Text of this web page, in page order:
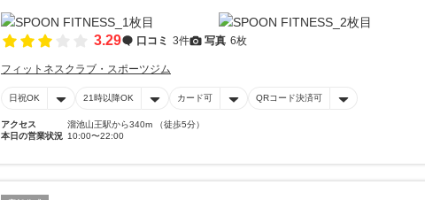
3.29 口コミ 3件 写真 6枚
フィットネスクラブ・スポーツジム
日祝OK 21時以降OK カード可 QRコード決済可
アクセス
溜池山王駅から340m （徒歩5分）
本日の営業状況 10:00〜22:00